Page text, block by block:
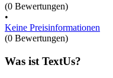
(0 Bewertungen)
•
Keine Preisinformationen
(0 Bewertungen)
Was ist TextUs?